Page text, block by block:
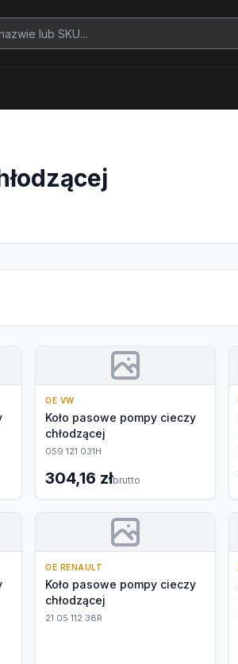
OE VW
Koło pasowe pompy cieczy
chłodzącej
059 121 031H
304,16 złbrutto
OE RENAULT
Koło pasowe pompy cieczy
chłodzącej
21 05 112 38R